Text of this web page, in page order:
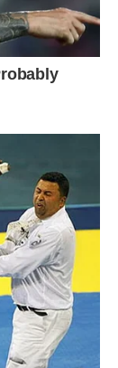
але що б
а якщо
то взагалі
якщо
якщо вона
на Facebook